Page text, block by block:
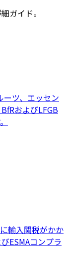
ガイド。
ーツ、エッセン
およびLFGB
輸入関税がかか
ESMAコンプラ